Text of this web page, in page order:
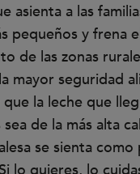
asienta a las
pequeños y frena
de las zonas
mayor seguridad
la leche que
de la más alta
se sienta como